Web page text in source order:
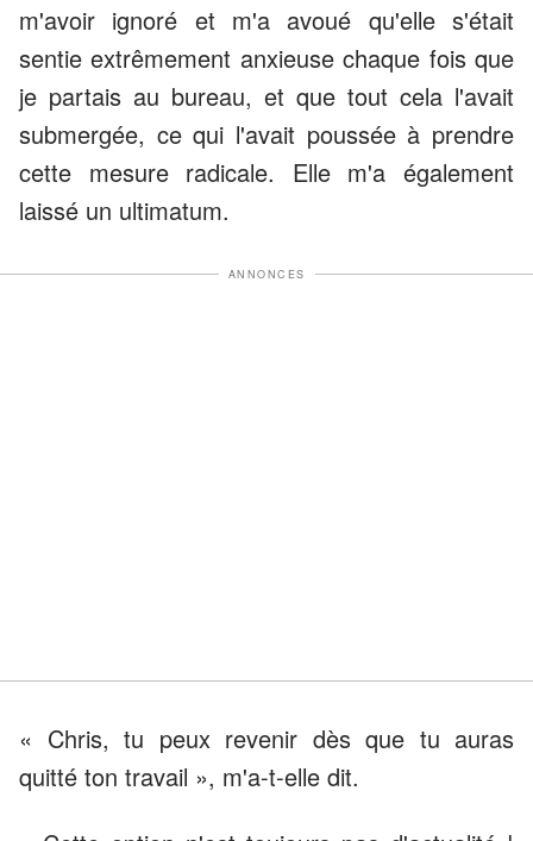
m'avoir ignoré et m'a avoué qu'elle s'était
sentie extrêmement anxieuse chaque fois que
je partais au bureau, et que tout cela l'avait
submergée, ce qui l'avait poussée à prendre
cette mesure radicale. Elle m'a également
laissé un ultimatum.
ANNONCES
« Chris, tu peux revenir dès que tu auras
quitté ton travail », m'a-t-elle dit.